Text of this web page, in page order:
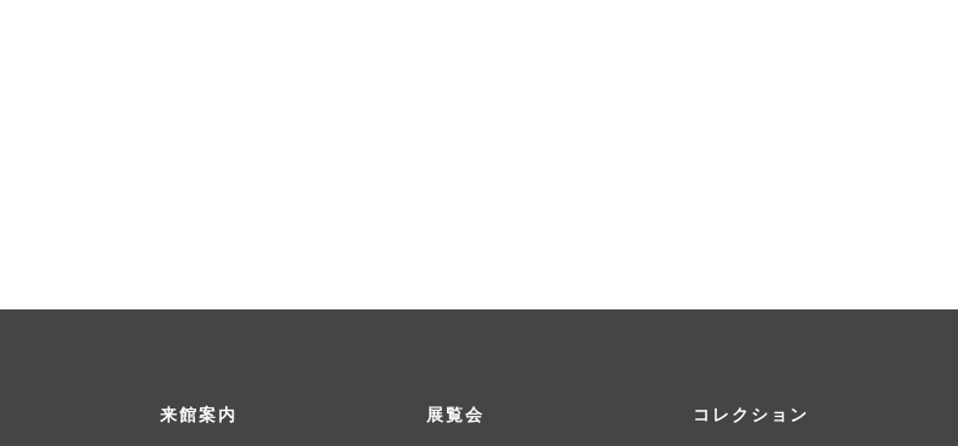
来館案内 展覧会 コレクション